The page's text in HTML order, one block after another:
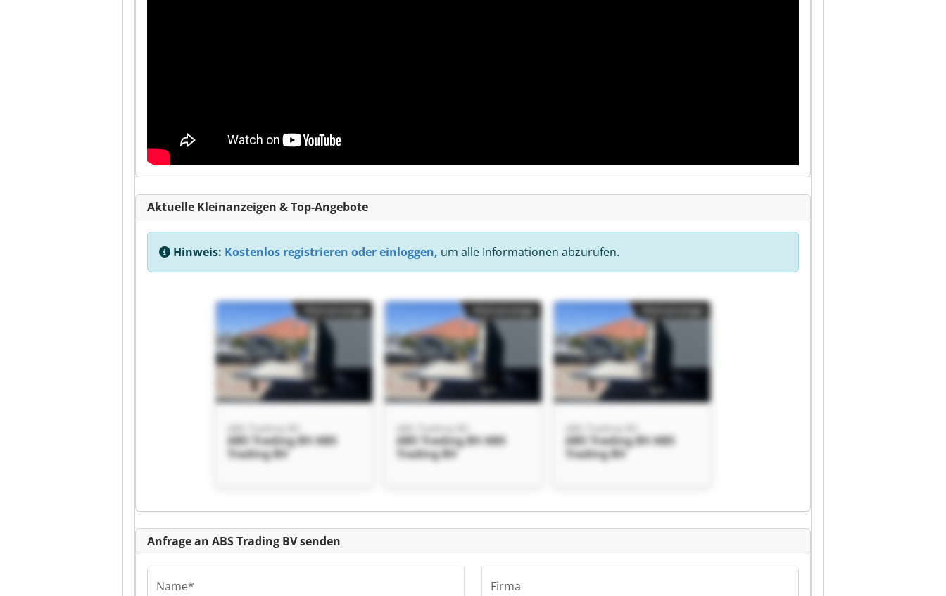
Aktuelle Kleinanzeigen & Top-Angebote
Hinweis: Kostenlos registrieren oder einloggen, um alle Informationen abzurufen.
ABS Trading BV
ABS Trading BV ABS
Trading BV
ABS Trading BV
ABS Trading BV ABS
Trading BV
ABS Trading BV
ABS Trading BV ABS
Trading BV
Kleinanzeige
Anfrage an ABS Trading BV senden
Name* Firma